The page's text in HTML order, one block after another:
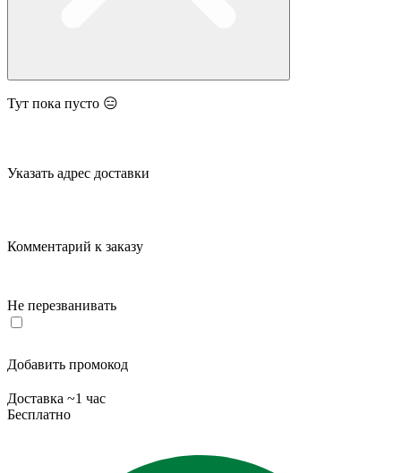
Тут пока пусто 😑
Указать адрес доставки
Комментарий к заказу
Не перезванивать
Добавить промокод
Доставка ~1 час
Бесплатно